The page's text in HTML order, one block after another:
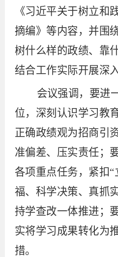
《习近平关于树立和
摘编》 等内容，并围
树什么样的政绩、靠
结合工作实际开展深
会议强调 ， 要进
位，深刻认识学习教
正确政绩观为招商引
准偏差、压实责任；
各项重点任务，紧扣“
福、科学决策、真抓
持学查改一体推进；
实将学习成果转化为
措。